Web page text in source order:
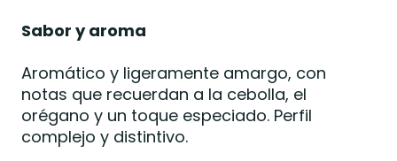
Sabor y aroma
Aromático y ligeramente amargo, con
notas que recuerdan a la cebolla, el
orégano y un toque especiado. Perfil
complejo y distintivo.